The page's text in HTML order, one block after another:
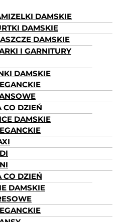
DAMSKIE
DAMSKIE
DAMSKIE
I GARNITURY
DAMSKIE
CO DZIEŃ
DAMSKIE
CO DZIEŃ
DAMSKIE